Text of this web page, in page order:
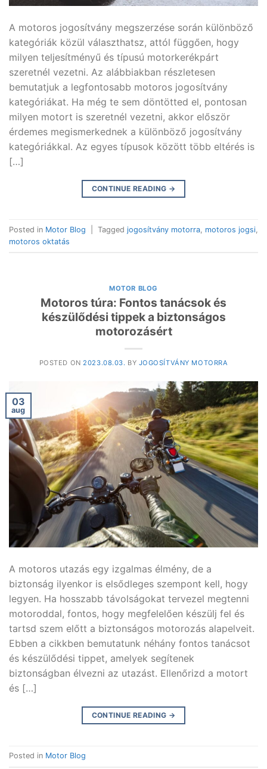
A motoros jogosítvány megszerzése során különböző
kategóriák közül választhatsz, attól függően, hogy
milyen teljesítményű és típusú motorkerékpárt
szeretnél vezetni. Az alábbiakban részletesen
bemutatjuk a legfontosabb motoros jogosítvány
kategóriákat. Ha még te sem döntötted el, pontosan
milyen motort is szeretnél vezetni, akkor először
érdemes megismerkednek a különböző jogosítvány
kategóriákkal. Az egyes típusok között több eltérés is
[…]
CONTINUE READING →
Posted in Motor Blog Tagged jogosítvány motorra motoros jogsi
motoros oktatás
MOTOR BLOG
Motoros túra: Fontos tanácsok és
készülődési tippek a biztonságos
motorozásért
POSTED ON2023.08.03. BY JOGOSÍTVÁNY MOTORRA
03
aug
A motoros utazás egy izgalmas élmény, de a
biztonság ilyenkor is elsődleges szempont kell, hogy
legyen. Ha hosszabb távolságokat tervezel megtenni
motoroddal, fontos, hogy megfelelően készülj fel és
tartsd szem előtt a biztonságos motorozás alapelveit.
Ebben a cikkben bemutatunk néhány fontos tanácsot
és készülődési tippet, amelyek segítenek
biztonságban élvezni az utazást. Ellenőrizd a motort
és […]
CONTINUE READING →
Posted in Motor Blog